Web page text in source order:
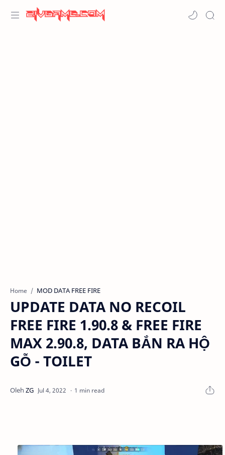
Home MOD DATA FREE FIRE
UPDATE DATA NO RECOIL
FREE FIRE 1.90.8 & FREE FIRE
MAX 2.90.8, DATA BẮN RA HỘ
GỖ - TOILET
1 min read